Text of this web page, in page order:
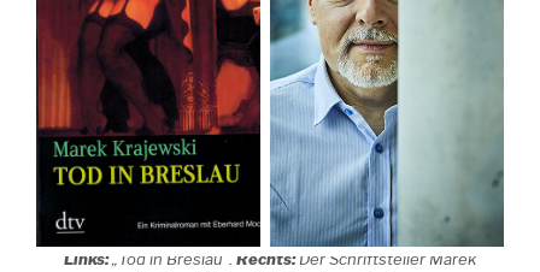
Links:„Tod in Breslau“. Rechts:Der Schriftsteller Marek